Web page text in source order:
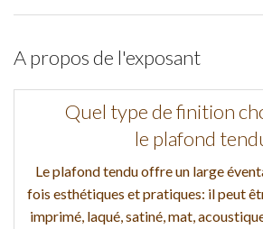
A propos de l'exposant
Quel type de finition
le plafond
Le plafond tendu offre un large
fois esthétiques et pratiques: il peut
imprimé, laqué, satiné, mat,